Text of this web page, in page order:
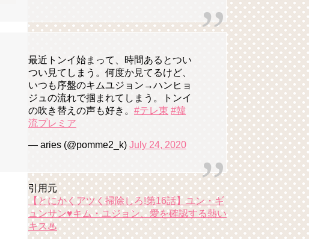
最近トンイ始まって、時間あるとつい
つい見てしまう。何度か見てるけど、
いつも序盤のキムユジョン→ハンヒョ
ジュの流れで掴まれてしまう。トンイ
の吹き替えの声も好き。 #テレ東 #韓
流プレミア
— aries (@pomme2_k) July 24, 2020
引用元
【とにかくアツく掃除しろ!第16話】ユン・ギ
ュンサン♥キム・ユジョン、愛を確認する熱い
キス♨